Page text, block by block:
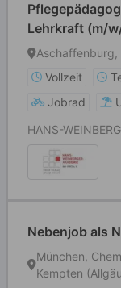
Lehrkraft (m/
Aschaffenburg,
Vollzeit
Jobrad
HANS-
Nebenjob als
München,
Kempten